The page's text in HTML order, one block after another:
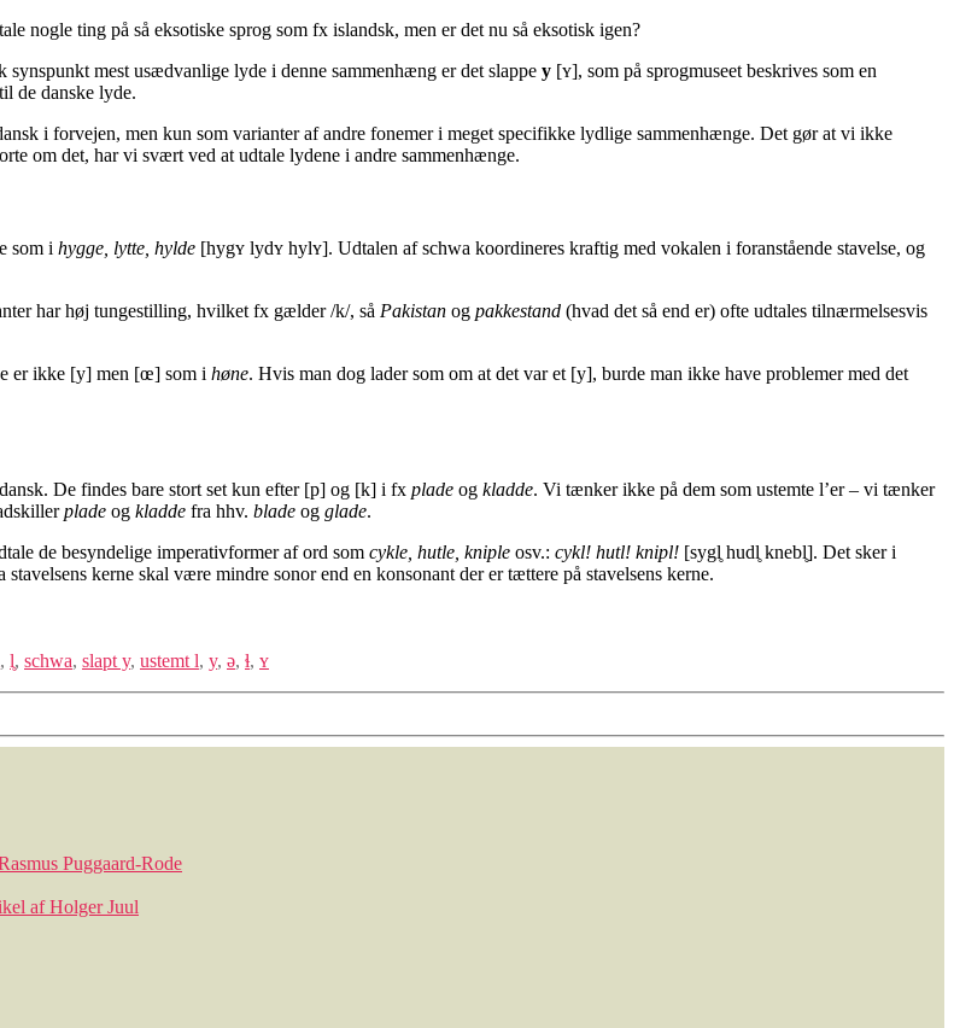
nogle ting på så eksotiske sprog som fx islandsk, men er det nu så eksotisk igen?
mest usædvanlige lyde i denne sammenhæng er det slappe y [ʏ], som på sprogmuseet beskrives som en
de danske lyde.
i forvejen, men kun som varianter af andre fonemer i meget specifikke lydlige sammenhænge. Det gør at vi ikke
om det, har vi svært ved at udtale lydene i andre sammenhænge.
som i hygge, lytte, hylde [hygʏ lydʏ hylʏ]. Udtalen af schwa koordineres kraftig med vokalen i foranstående stavelse, og
har høj tungestilling, hvilket fx gælder /k/, så Pakistan og pakkestand (hvad det så end er) ofte udtales tilnærmelsesvis
er ikke [y] men [œ] som i høne. Hvis man dog lader som om at det var et [y], burde man ikke have problemer med det
De findes bare stort set kun efter [p] og [k] i fx plade og kladde. Vi tænker ikke på dem som ustemte l’er – vi tænker
plade og kladde fra hhv. blade og glade.
de besyndelige imperativformer af ord som cykle, hutle, kniple osv.: cykl! hutl! knipl! [sygl̥ hudl̥ knebl̥]. Det sker i
kerne skal være mindre sonor end en konsonant der er tættere på stavelsens kerne.
, l̥, schwa, slapt y, ustemt l, y, ə, ɬ, ʏ
Puggaard-Rode
af Holger Juul